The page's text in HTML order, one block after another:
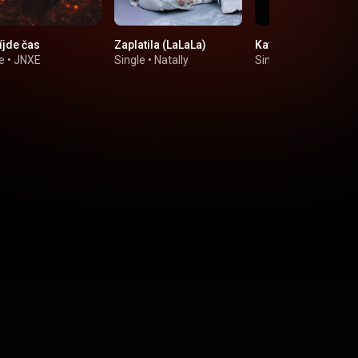
čas
• JNXE
Zaplatila (LaLaLa)
Single • Natally
Kafe s mlíkem
Single